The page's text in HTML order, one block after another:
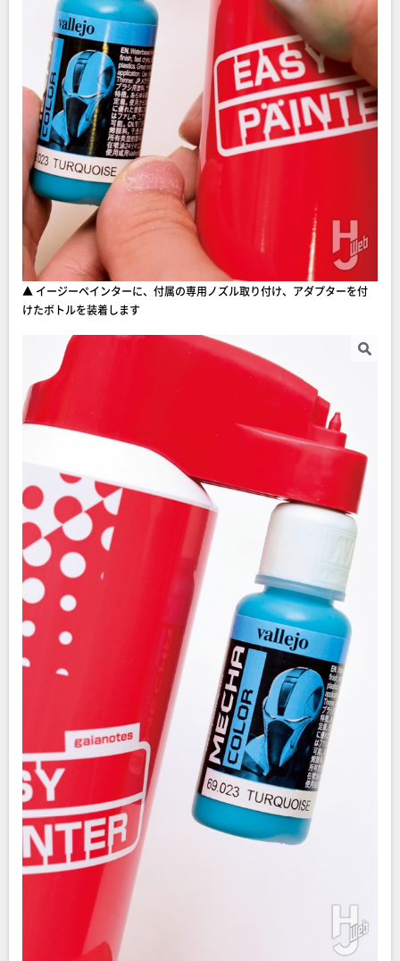
▲ イージーペインターに、付属の専用ノズル取り付け、アダプターを付
けたボトルを装着します